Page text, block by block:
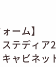
ーム】
テディア
ャビネッ